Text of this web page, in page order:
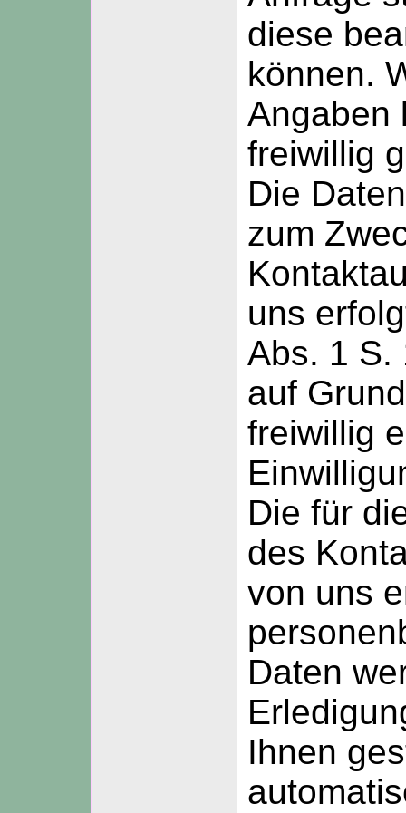
diese
können.
Angaben
freiwillig
Die
zum
uns
Abs. 1 S.
auf
freiwillig
Die für
des
von uns
Daten
Ihnen